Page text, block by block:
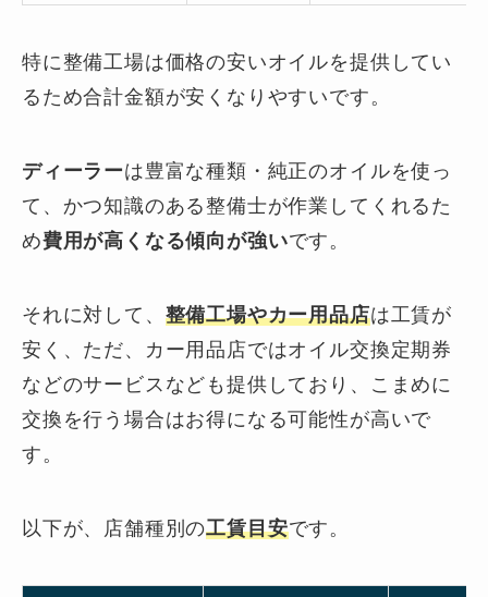
特に整備工場は価格の安いオイルを提供してい
るため合計金額が安くなりやすいです。
ディーラーは豊富な種類・純正のオイルを使っ
て、かつ知識のある整備士が作業してくれるた
め費用が高くなる傾向が強いです。
それに対して、 整備工場やカー用品店は工賃が
安く、ただ、カー用品店ではオイル交換定期券
などのサービスなども提供しており、こまめに
交換を行う場合はお得になる可能性が高いで
す。
以下が、店舗種別の工賃目安です。